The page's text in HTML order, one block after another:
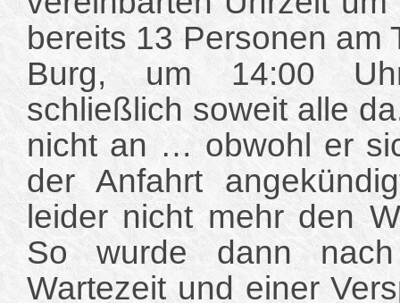
bereits 13 Personen am
Burg, um 14:00
schließlich soweit alle
nicht an … obwohl er
der Anfahrt
leider nicht mehr den
So wurde dann
Wartezeit und einer